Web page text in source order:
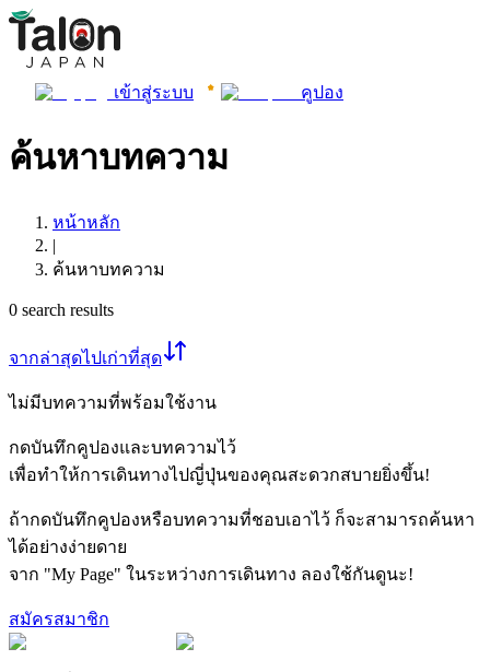
เข้าสู่ระบบ คูปอง
ค้นหาบทความ
หน้าหลัก
|
ค้นหาบทความ
0 search results
จากล่าสุดไปเก่าที่สุด
ไม่มีบทความที่พร้อมใช้งาน
กดบันทึกคูปองและบทความไว้
เพื่อทำให้การเดินทางไปญี่ปุ่นของคุณสะดวกสบายยิ่งขึ้น!
ถ้ากดบันทึกคูปองหรือบทความที่ชอบเอาไว้ ก็จะสามารถค้นหา
ได้อย่างง่ายดาย
จาก "My Page" ในระหว่างการเดินทาง ลองใช้กันดูนะ!
สมัครสมาชิก